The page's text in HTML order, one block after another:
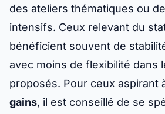
des ateliers thématiques ou
intensifs. Ceux relevant du
bénéficient souvent de
avec moins de flexibilité dans
proposés. Pour ceux aspirant
gains, il est conseillé de se